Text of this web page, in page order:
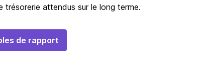
trésorerie attendus sur le long terme.
de rapport